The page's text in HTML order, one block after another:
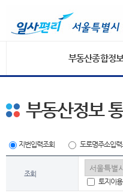
부동산종합정보
부동산정보
지번입력조회 도로명주소입력
조회
토지이